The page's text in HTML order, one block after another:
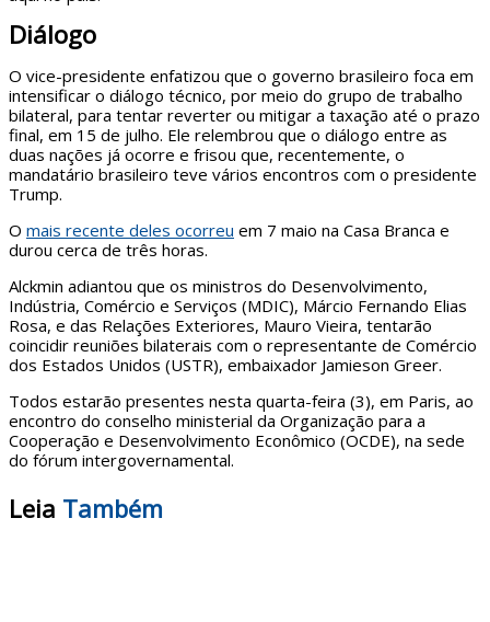
Diálogo
O vice-presidente enfatizou que o governo brasileiro foca em
intensificar o diálogo técnico, por meio do grupo de trabalho
bilateral, para tentar reverter ou mitigar a taxação até o prazo
final, em 15 de julho. Ele relembrou que o diálogo entre as
duas nações já ocorre e frisou que, recentemente, o
mandatário brasileiro teve vários encontros com o presidente
Trump.
O mais recente deles ocorreu em 7 maio na Casa Branca e
durou cerca de três horas.
Alckmin adiantou que os ministros do Desenvolvimento,
Indústria, Comércio e Serviços (MDIC), Márcio Fernando Elias
Rosa, e das Relações Exteriores, Mauro Vieira, tentarão
coincidir reuniões bilaterais com o representante de Comércio
dos Estados Unidos (USTR), embaixador Jamieson Greer.
Todos estarão presentes nesta quarta-feira (3), em Paris, ao
encontro do conselho ministerial da Organização para a
Cooperação e Desenvolvimento Econômico (OCDE), na sede
do fórum intergovernamental.
Leia Também